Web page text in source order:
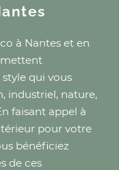
à Nantes et en
qui vous
industriel, nature,
faisant appel à
pour votre
bénéficiez
de ces